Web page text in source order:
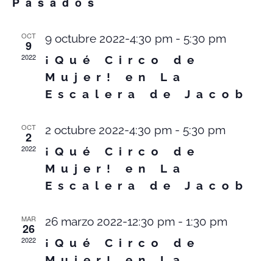
OCT
9
2022
9 octubre 2022-4:30 pm- 5:30 pm
¡Qué Circo de
Mujer! en La
Escalera de Jacob
OCT
2
2022
2 octubre 2022-4:30 pm- 5:30 pm
¡Qué Circo de
Mujer! en La
Escalera de Jacob
MAR
26
2022
26 marzo 2022-12:30 pm- 1:30 pm
¡Qué Circo de